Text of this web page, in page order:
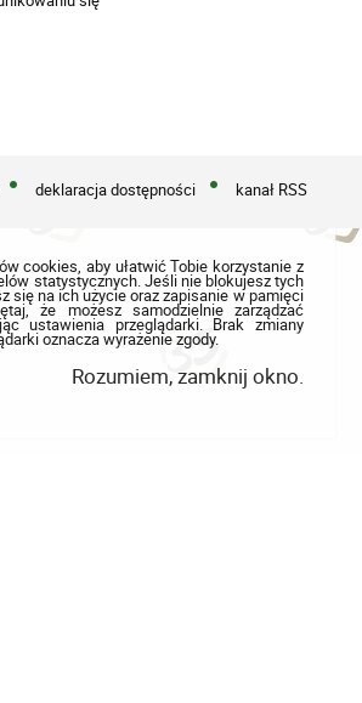
deklaracja dostępności kanał RSS
cookies, aby ułatwić Tobie korzystanie z
statystycznych. Jeśli nie blokujesz tych
się na ich użycie oraz zapisanie w pamięci
że możesz samodzielnie zarządzać
ustawienia przeglądarki. Brak zmiany
oznacza wyrażenie zgody.
Rozumiem, zamknij okno.